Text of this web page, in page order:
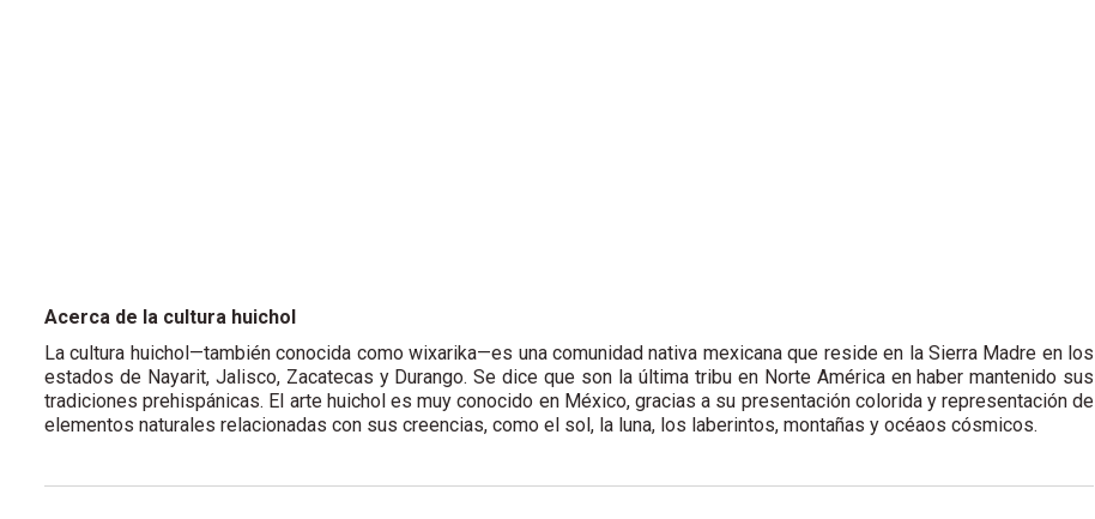
Acerca de la cultura huichol
La cultura huichol—también conocida como wixarika—es una comunidad nativa mexicana que reside en la Sierra Madre en los
estados de Nayarit, Jalisco, Zacatecas y Durango. Se dice que son la última tribu en Norte América en haber mantenido sus
tradiciones prehispánicas. El arte huichol es muy conocido en México, gracias a su presentación colorida y representación de
elementos naturales relacionadas con sus creencias, como el sol, la luna, los laberintos, montañas y océaos cósmicos.